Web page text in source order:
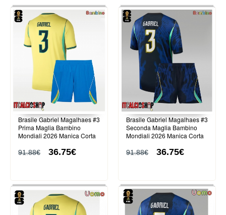
Brasile Gabriel Magalhaes #3
Prima Maglia Bambino
Mondiali 2026 Manica Corta
91.88€ 36.75€
Brasile Gabriel Magalhaes #3
Seconda Maglia Bambino
Mondiali 2026 Manica Corta
91.88€ 36.75€